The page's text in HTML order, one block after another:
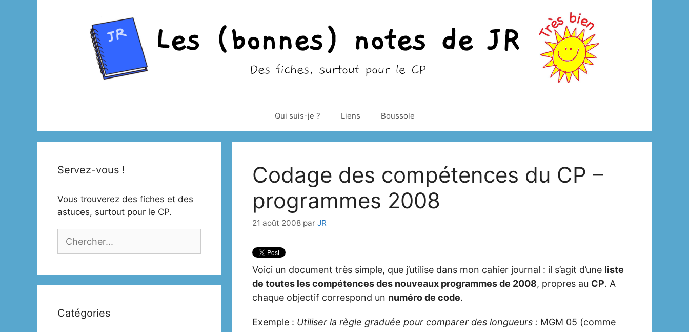
Qui suis-je ? Liens Boussole
Codage des compétences du CP –
programmes 2008
21 août 2008 par JR
Voici un document très simple, que j’utilise dans mon cahier journal : il s’agit d’une liste
de toutes les compétences des nouveaux programmes de 2008, propres au CP. A
chaque objectif correspond un numéro de code.
Exemple : Utiliser la règle graduée pour comparer des longueurs : MGM 05 (comme
Servez-vous !
Vous trouverez des fiches et des
astuces, surtout pour le CP.
Catégories